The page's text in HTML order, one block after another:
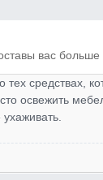
вас больше
тех средствах,
освежить